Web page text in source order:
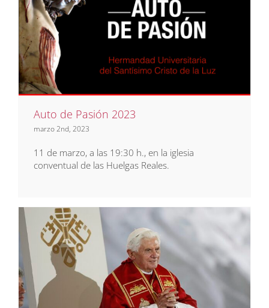
Auto de Pasión 2023
Auto de Pasión 2023
marzo 2nd, 2023
11 de marzo, a las 19:30 h., en la iglesia
conventual de las Huelgas Reales.
Fallece el Papa Emérito
Benedicto XVI
Noticias